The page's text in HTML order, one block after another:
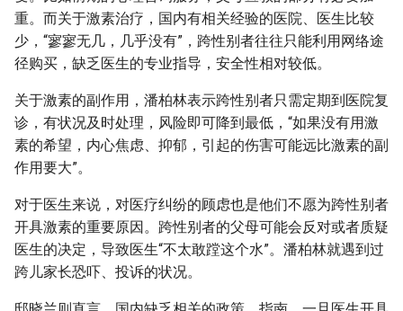
重。而关于激素治疗，国内有相关经验的医院、医生比较
少，“寥寥无几，几乎没有”，跨性别者往往只能利用网络途
径购买，缺乏医生的专业指导，安全性相对较低。
关于激素的副作用，潘柏林表示跨性别者只需定期到医院复
诊，有状况及时处理，风险即可降到最低，“如果没有用激
素的希望，内心焦虑、抑郁，引起的伤害可能远比激素的副
作用要大”。
对于医生来说，对医疗纠纷的顾虑也是他们不愿为跨性别者
开具激素的重要原因。跨性别者的父母可能会反对或者质疑
医生的决定，导致医生“不太敢蹚这个水”。潘柏林就遇到过
跨儿家长恐吓、投诉的状况。